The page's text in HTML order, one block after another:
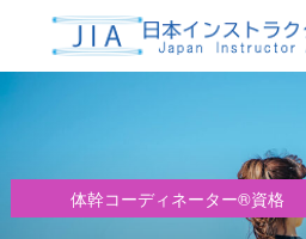
体幹コーディネーター®資格